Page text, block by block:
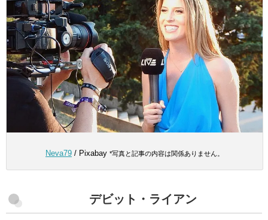
Neva79 / Pixabay *写真と記事の内容は関係ありません。
デビット・ライアン